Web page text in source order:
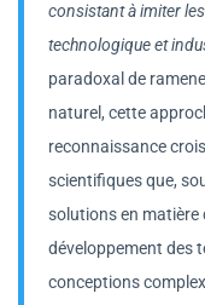
consistant à imiter
technologique et
paradoxal de
naturel, cette
reconnaissance
scientifiques que,
solutions en matière
développement des
conceptions